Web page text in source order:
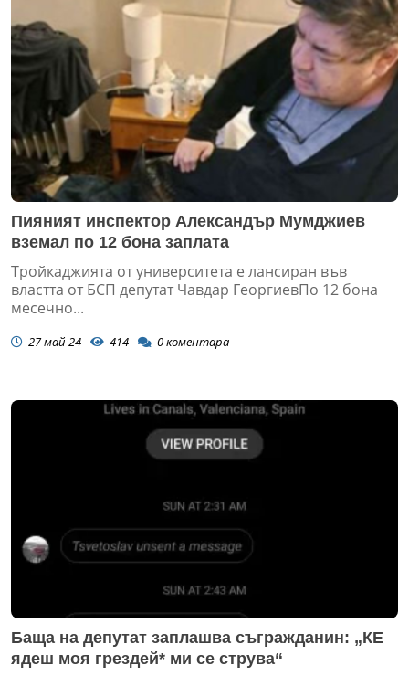
Пияният инспектор Александър Мумджиев
вземал по 12 бона заплата
Тройкаджията от университета е лансиран във
властта от БСП депутат Чавдар ГеоргиевПо 12 бона
месечно...
27 май 24 414 0коментара
Баща на депутат заплашва съгражданин: „КЕ
ядеш моя грездей* ми се струва“